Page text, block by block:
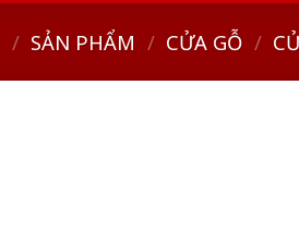
/ SẢN PHẨM / CỬA GỖ /